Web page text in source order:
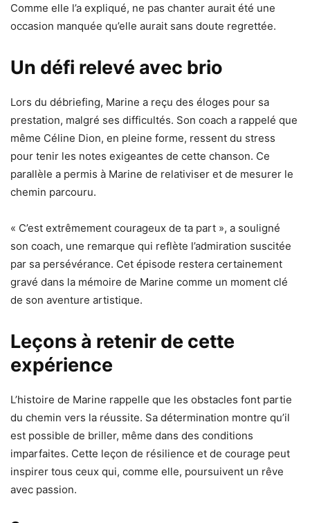
Comme elle l’a expliqué, ne pas chanter aurait été une
occasion manquée qu’elle aurait sans doute regrettée.
Un défi relevé avec brio
Lors du débriefing, Marine a reçu des éloges pour sa
prestation, malgré ses difficultés. Son coach a rappelé que
même Céline Dion, en pleine forme, ressent du stress
pour tenir les notes exigeantes de cette chanson. Ce
parallèle a permis à Marine de relativiser et de mesurer le
chemin parcouru.
« C’est extrêmement courageux de ta part », a souligné
son coach, une remarque qui reflète l’admiration suscitée
par sa persévérance. Cet épisode restera certainement
gravé dans la mémoire de Marine comme un moment clé
de son aventure artistique.
Leçons à retenir de cette
expérience
L’histoire de Marine rappelle que les obstacles font partie
du chemin vers la réussite. Sa détermination montre qu’il
est possible de briller, même dans des conditions
imparfaites. Cette leçon de résilience et de courage peut
inspirer tous ceux qui, comme elle, poursuivent un rêve
avec passion.